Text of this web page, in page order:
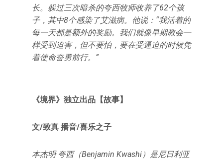
长。躲过三次暗杀的夸西牧师收养了62个孩
子，其中8个感染了艾滋病。他说：“我活着的
每一天都是额外的奖励。我们就像早期教会一
样受到迫害，但不要怕，要在受逼迫的时候凭
着使命奋勇前行。”
《境界》独立出品【故事】
文/致真 播音/喜乐之子
本杰明·夸西（Benjamin Kwashi）是尼日利亚